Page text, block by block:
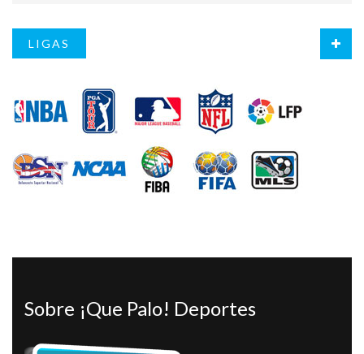
LIGAS
Sobre ¡Que Palo! Deportes